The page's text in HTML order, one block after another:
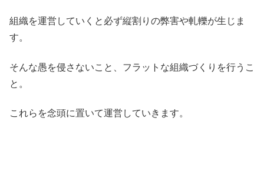
組織を運営していくと必ず縦割りの弊害や軋轢が生じま
す。
そんな愚を侵さないこと、フラットな組織づくりを行うこ
と。
これらを念頭に置いて運営していきます。